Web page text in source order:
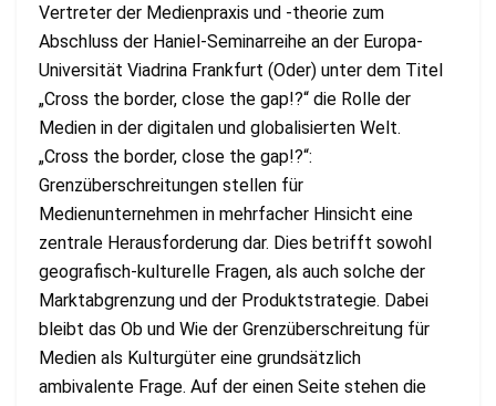
Vertreter der Medienpraxis und -theorie zum
Abschluss der Haniel-Seminarreihe an der Europa-
Universität Viadrina Frankfurt (Oder) unter dem Titel
„Cross the border, close the gap!?“ die Rolle der
Medien in der digitalen und globalisierten Welt.
„Cross the border, close the gap!?“:
Grenzüberschreitungen stellen für
Medienunternehmen in mehrfacher Hinsicht eine
zentrale Herausforderung dar. Dies betrifft sowohl
geografisch-kulturelle Fragen, als auch solche der
Marktabgrenzung und der Produktstrategie. Dabei
bleibt das Ob und Wie der Grenzüberschreitung für
Medien als Kulturgüter eine grundsätzlich
ambivalente Frage. Auf der einen Seite stehen die